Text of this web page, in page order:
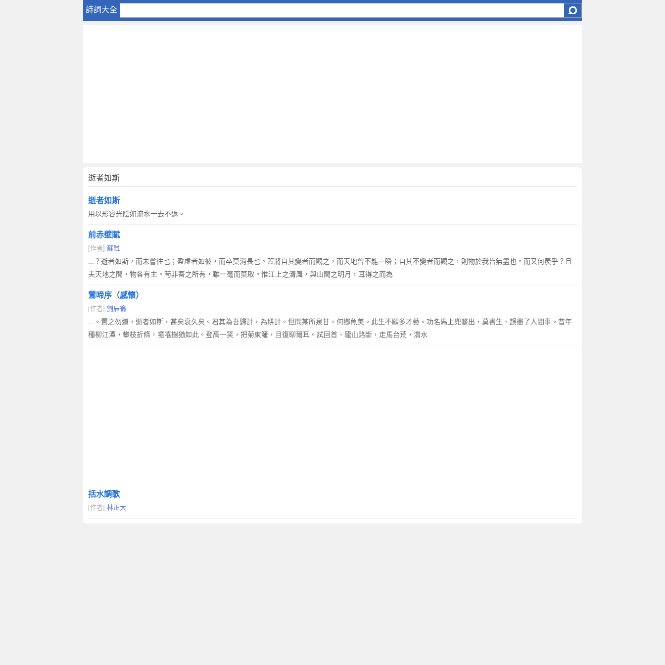
詩詞大全
逝
逝者如斯
逝者如斯
用以形容光陰如流水一去不返。
前赤壁賦
[作者] 蘇軾
...？逝者如斯，而未嘗往也；盈虛者如彼，而卒莫消長也。蓋將自其變者而觀之，而天地曾不能一瞬；自其不變者而觀之，則物於我皆無盡也。而又何羨乎？且
夫天地之間，物各有主。苟非吾之所有，雖一毫而莫取。惟江上之清風，與山間之明月，耳得之而為
鶯啼序（感懷）
[作者] 劉辰翁
...。置之勿道，逝者如斯，甚矣衰久矣。君其為吾歸計，為耕計。但問某所泉甘，何鄉魚美。此生不願多才藝。功名馬上兜鍪出，莫書生、誤盡了人間事。昔年
種柳江潭，攀枝折條，噫嘻樹猶如此。登高一笑，把菊東籬，且復聊爾耳。試回首、龍山路斷，走馬台荒，渭水
括水調歌
[作者] 林正大